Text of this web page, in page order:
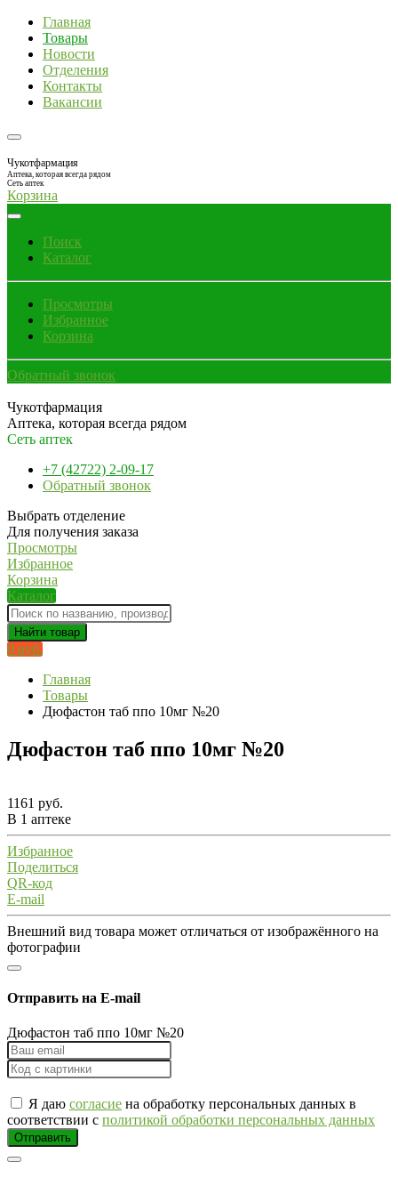
Главная
Товары
Новости
Отделения
Контакты
Вакансии
Чукотфармация
Аптека, которая всегда рядом
Сеть аптек
Корзина
Поиск
Каталог
Просмотры
Избранное
Корзина
Обратный звонок
Чукотфармация
Аптека, которая всегда рядом
Сеть аптек
+7 (42722) 2-09-17
Обратный звонок
Выбрать отделение
Для получения заказа
Просмотры
Избранное
Корзина
Каталог
Найти товар
0 руб.
Главная
Товары
Дюфастон таб ппо 10мг №20
Дюфастон таб ппо 10мг №20
1161 руб.
В 1 аптеке
Избранное
Поделиться
QR-код
E-mail
Внешний вид товара может отличаться от изображённого на
фотографии
Отправить на E-mail
Дюфастон таб ппо 10мг №20
Я даю согласие на обработку персональных данных в
соответствии с политикой обработки персональных данных
Отправить